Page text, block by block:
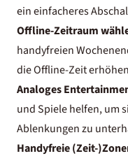
ein einfacheres
Offline-Zeitraum
handyfreien
die Offline-Zeit
Analoges
und Spiele helfen, um
Ablenkungen zu
Handyfreie (Zeit-